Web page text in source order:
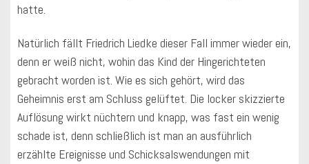
hatte.
Natürlich fällt Friedrich Liedke dieser Fall immer wieder ein,
denn er weiß nicht, wohin das Kind der Hingerichteten
gebracht worden ist. Wie es sich gehört, wird das
Geheimnis erst am Schluss gelüftet. Die locker skizzierte
Auflösung wirkt nüchtern und knapp, was fast ein wenig
schade ist, denn schließlich ist man an ausführlich
erzählte Ereignisse und Schicksalswendungen mit